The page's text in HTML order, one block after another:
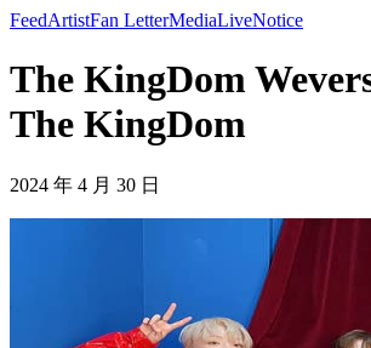
FeedArtistFan LetterMediaLiveNotice
The KingDom
The KingDom
2024 年 4 月 30 日